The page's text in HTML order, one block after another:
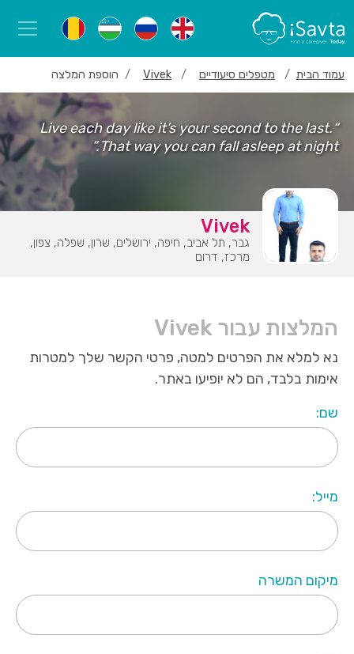
עמוד הבית מטפלים סיעודיים Vivek הוספת המלצה
“Live each day like it’s your second to the last.
That way you can fall asleep at night.”
Vivek
גבר, תל אביב, חיפה, ירושלים, שרון, שפלה, צפון,
מרכז, דרום
המלצות עבור Vivek
נא למלא את הפרטים למטה, פרטי הקשר שלך למטרות
אימות בלבד, הם לא יופיעו באתר.
שם:
מייל:
מיקום המשרה